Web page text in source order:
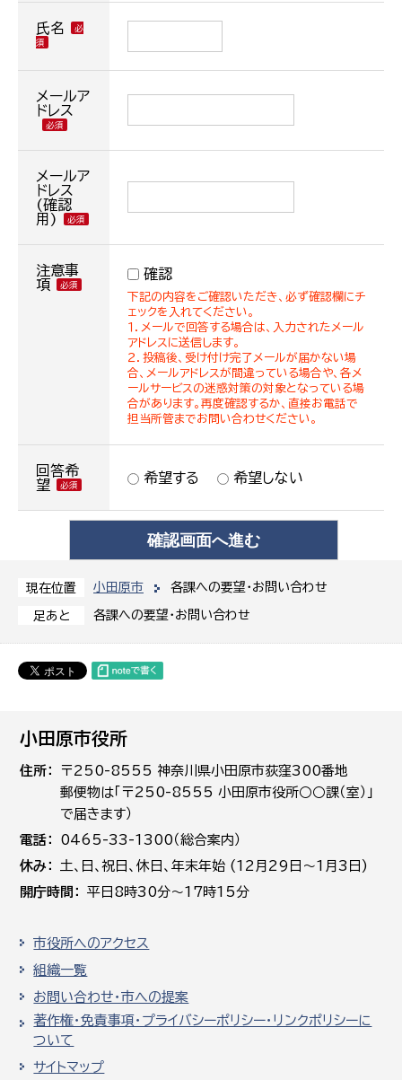
現在位置 小田原市 各課への要望・お問い合わせ
足あと 各課への要望・お問い合わせ
氏名
メールア
ドレス
メールア
ドレス
(確認
用)
注意事
項
確認
下記の内容をご確認いただき、必ず確認欄にチ
ェックを入れてください。
１．メールで回答する場合は、入力されたメール
アドレスに送信します。
２．投稿後、受け付け完了メールが届かない場
合、メールアドレスが間違っている場合や、各メ
ールサービスの迷惑対策の対象となっている場
合があります。再度確認するか、直接お電話で
担当所管までお問い合わせください。
回答希
望
希望する 希望しない
小田原市役所
住所
〒250-8555 神奈川県小田原市荻窪300番地
郵便物は「〒250-8555 小田原市役所○○課（室）」
で届きます）
電話
0465-33-1300（総合案内）
休み
土､日､祝日、休日、年末年始 (12月29日～1月3日)
開庁時間
平日8時30分～17時15分
市役所へのアクセス
組織一覧
お問い合わせ・市への提案
著作権・免責事項・プライバシーポリシー・リンクポリシーに
ついて
サイトマップ